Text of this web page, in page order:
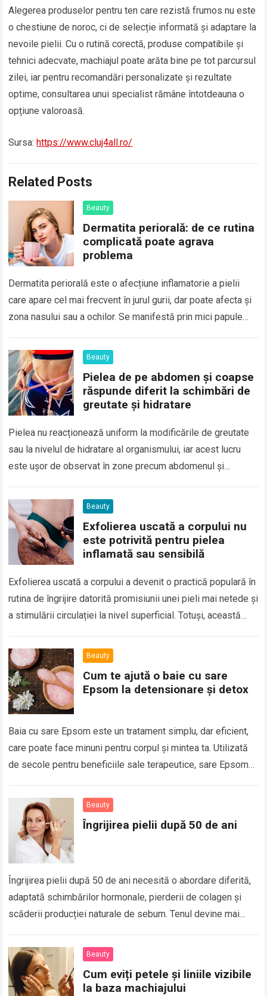
Alegerea produselor pentru ten care rezistă frumos nu este
o chestiune de noroc, ci de selecție informată și adaptare la
nevoile pielii. Cu o rutină corectă, produse compatibile și
tehnici adecvate, machiajul poate arăta bine pe tot parcursul
zilei, iar pentru recomandări personalizate și rezultate
optime, consultarea unui specialist rămâne întotdeauna o
opțiune valoroasă.
Sursa: https://www.cluj4all.ro/
Related Posts
Beauty
Dermatita periorală: de ce rutina
complicată poate agrava
problema
Dermatita periorală este o afecțiune inflamatorie a pielii
care apare cel mai frecvent în jurul gurii, dar poate afecta și
zona nasului sau a ochilor. Se manifestă prin mici papule…
Beauty
Pielea de pe abdomen și coapse
răspunde diferit la schimbări de
greutate și hidratare
Pielea nu reacționează uniform la modificările de greutate
sau la nivelul de hidratare al organismului, iar acest lucru
este ușor de observat în zone precum abdomenul și
Beauty
Exfolierea uscată a corpului nu
este potrivită pentru pielea
inflamată sau sensibilă
Exfolierea uscată a corpului a devenit o practică populară în
rutina de îngrijire datorită promisiunii unei pieli mai netede și
a stimulării circulației la nivel superficial. Totuși, această
Beauty
Cum te ajută o baie cu sare
Epsom la detensionare și detox
Baia cu sare Epsom este un tratament simplu, dar eficient,
care poate face minuni pentru corpul și mintea ta. Utilizată
de secole pentru beneficiile sale terapeutice, sare Epsom
Beauty
Îngrijirea pielii după 50 de ani
Îngrijirea pielii după 50 de ani necesită o abordare diferită,
adaptată schimbărilor hormonale, pierderii de colagen și
scăderii producției naturale de sebum. Tenul devine mai
Beauty
Cum eviți petele și liniile vizibile
la baza machiajului